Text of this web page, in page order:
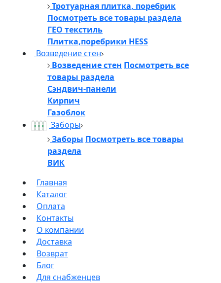
Тротуарная плитка, поребрик
Посмотреть все товары раздела
ГЕО текстиль
Плитка,поребрики HESS
Возведение стен
Возведение стен Посмотреть все
товары раздела
Сэндвич-панели
Кирпич
Газоблок
Заборы
Заборы Посмотреть все товары
раздела
ВИК
Главная
Каталог
Оплата
Контакты
О компании
Доставка
Возврат
Блог
Для снабженцев